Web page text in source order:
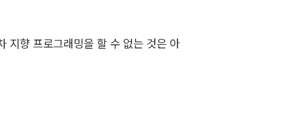
지향 프로그래밍을 할 수 없는 것은 아